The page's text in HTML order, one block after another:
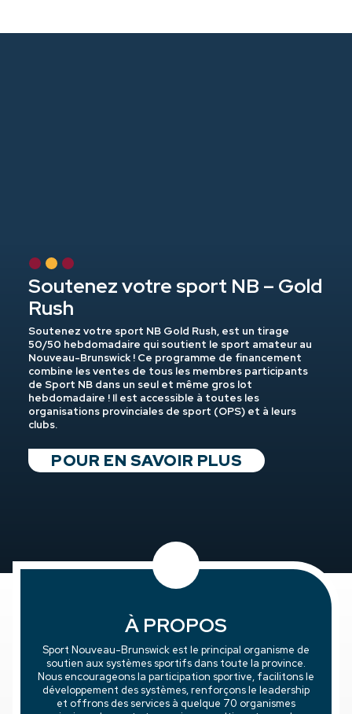
Mécanisme de traitement des
plaintes en matière de sport
sécuritaire du Nouveau-
Brunswick
Le Mécanisme de traitement des plaintes en matière de
sport sécuritaire du Nouveau-Brunswick (MTPSSNB) vise
à fournir un soutien à un plaignant au sein du système de
sport amateur du Nouveau-Brunswick pour certains
différends par l’entremise d’un mécanisme impartial de
des OPS et des OMS membres de Sport NB lorsqu’ils
naviguent le processus de gestion des plaintes.
Soutenez votre sport NB – Gold
Rush
Soutenez votre sport NB Gold Rush, est un tirage
50/50 hebdomadaire qui soutient le sport amateur au
Nouveau-Brunswick ! Ce programme de financement
combine les ventes de tous les membres participants
de Sport NB dans un seul et même gros lot
hebdomadaire ! Il est accessible à toutes les
organisations provinciales de sport (OPS) et à leurs
clubs.
POUR EN SAVOIR PLUS
Fonds pour le sport amateur
du N.-B.
Sport Nouveau-Brunswick est fier de son partenariat
avec l’initiative du fonds national en fiducie pour le sport
(FNFS). L’objectif du Fonds pour le sport amateur du
Nouveau-Brunswick est d’améliorer le développement
de la participation sportive et d’accroître le sport
amateur au Nouveau-Brunswick. Des fonds sont
disponibles pour aider les organismes membres à
travers la province à élaborer des projets, à organiser
intéressantes à nos communautés.
À PROPOS
Sport Nouveau-Brunswick est le principal organisme de
soutien aux systèmes sportifs dans toute la province.
Nous encourageons la participation sportive, facilitons le
développement des systèmes, renforçons le leadership
et offrons des services à quelque 70 organismes